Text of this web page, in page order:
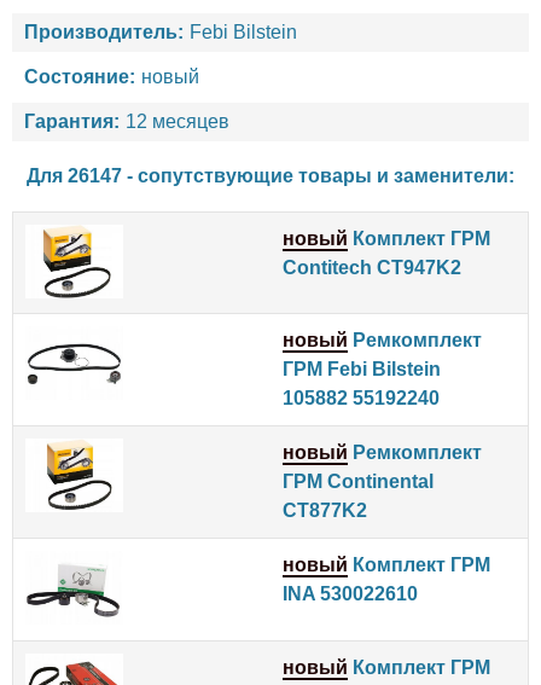
Производитель: Febi Bilstein
Состояние: новый
Гарантия: 12 месяцев
Для 26147 - сопутствующие товары и заменители:
новый Комплект ГРМ
Contitech CT947K2
новый Ремкомплект
ГРМ Febi Bilstein
105882 55192240
новый Ремкомплект
ГРМ Continental
CT877K2
новый Комплект ГРМ
INA 530022610
новый Комплект ГРМ